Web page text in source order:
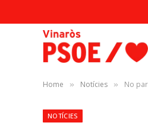
Home » Notícies » No
NOTÍCIES